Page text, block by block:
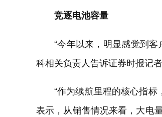
竞逐电池容量
“今年以来，明显感觉到
科相关负责人告诉证券时报记者
“作为续航里程的核心指
表示，从销售情况来看，大电